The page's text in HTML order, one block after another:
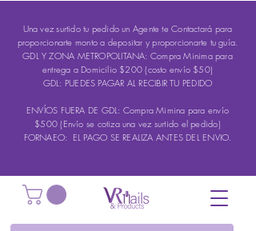
Una vez surtido tu pedido un Agente te Contactará para
proporcionarte monto a depositar y proporcionarte tu guía.
GDL Y ZONA METROPOLITANA: Compra Minima para
entrega a Domicilio $200 (costo envío $50)
GDL: PUEDES PAGAR AL RECIBIR TU PEDIDO
ENVÍOS FUERA DE GDL: Compra Mimina para envío
$500 (Envío se cotiza una vez surtido el pedido)
FORNAEO: EL PAGO SE REALIZA ANTES DEL ENVIO.